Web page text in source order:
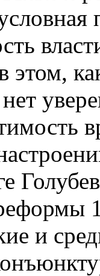
этом,
и